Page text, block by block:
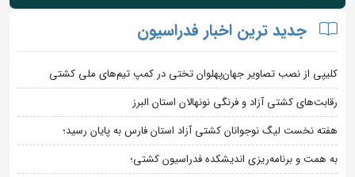
جدید ترین اخبار فدراسیون
کلیپی از نصب تصاویر جهان‌پهلوان تختی در کمپ تیم‌های ملی کشتی
رقابت‌های کشتی آزاد و فرنگی نونهالان استان البرز
هفته نخست لیگ نوجوانان کشتی آزاد استان فارس به پایان رسید؛
به همت و برنامه‌ریزی اندیشکده فدراسیون کشتی؛